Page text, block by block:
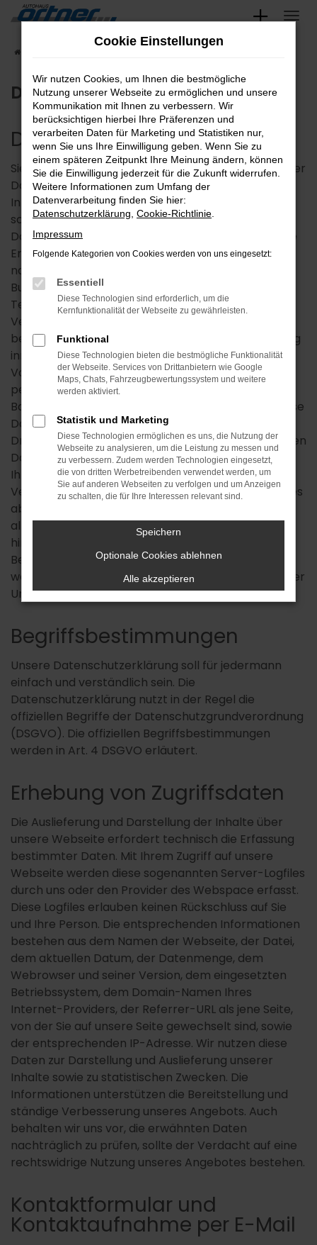
Zum
springen
Datenschutz
Datenschutzerklärung
Sie erhalten als Nutzer unserer Internetseite in dieser
Datenschutzerklärung alle notwendigen
Informationen darüber, wie, in welchem Umfang
sowie zu welchem Zweck wir oder Drittanbieter
Daten von Ihnen erheben und diese verwenden. Die
Erhebung und Nutzung Ihrer Daten erfolgt streng
nach den Vorgaben des
Bundesdatenschutzgesetzes (BDSG) und des
Telemediengesetzes (TMG). Wir fühlen uns der
Vertraulichkeit Ihrer personenbezogenen Daten
besonders verpflichtet und arbeiten deshalb streng
innerhalb der Grenzen, die die gesetzlichen
Vorgaben uns setzen. Die Erhebung dieser
personenbezogenen Daten erfolgt auf freiwilliger
Basis, wenn uns das möglich ist. Auch geben wir diese
Daten nur mit Ihrer ausdrücklichen Zustimmung an
Dritte weiter. Wir sorgen bei besonders vertraulichen
Daten wie im Zahlungsverkehr oder im Hinblick auf
Ihre Anfragen an uns durch Einsatz einer SSL-
Verschlüsselung für hohe Sicherheit. Wir möchten es
aber an dieser Stelle nicht versäumen, auf die
allgemeinen Gefahren der Internetnutzung
hinzuweisen, auf die wir keinen Einfluss haben.
Besonders im E-Mail-Verkehr sind Ihre Daten ohne
weitere Vorkehrungen nicht sicher und können unter
Umständen von Dritten erfasst werden.
Begriffsbestimmungen
Unsere Datenschutzerklärung soll für jedermann
einfach und verständlich sein. Die
Datenschutzerklärung nutzt in der Regel die
offiziellen Begriffe der Datenschutzgrundverordnung
(DSGVO). Die offiziellen Begriffsbestimmungen
werden in Art. 4 DSGVO erläutert.
Erhebung von Zugriffsdaten
Die Auslieferung und Darstellung der Inhalte über
unsere Webseite erfordert technisch die Erfassung
bestimmter Daten. Mit Ihrem Zugriff auf unsere
Webseite werden diese sogenannten Server-Logfiles
durch uns oder den Provider des Webspace erfasst.
Diese Logfiles erlauben keinen Rückschluss auf Sie
und Ihre Person. Die entsprechenden Informationen
bestehen aus dem Namen der Webseite, der Datei,
dem aktuellen Datum, der Datenmenge, dem
Webrowser und seiner Version, dem eingesetzten
Betriebssystem, dem Domain-Namen Ihres
Internet-Providers, der Referrer-URL als jene Seite,
von der Sie auf unsere Seite gewechselt sind, sowie
der entsprechenden IP-Adresse. Wir nutzen diese
Daten zur Darstellung und Auslieferung unserer
Inhalte sowie zu statistischen Zwecken. Die
Informationen unterstützen die Bereitstellung und
ständige Verbesserung unseres Angebots. Auch
behalten wir uns vor, die erwähnten Daten
nachträglich zu prüfen, sollte der Verdacht auf eine
rechtswidrige Nutzung unseres Angebotes bestehen.
Kontaktformular und
Kontaktaufnahme per E-Mail
Cookie Einstellungen
Wir nutzen Cookies, um Ihnen die bestmögliche
Nutzung unserer Webseite zu ermöglichen und unsere
Kommunikation mit Ihnen zu verbessern. Wir
berücksichtigen hierbei Ihre Präferenzen und
verarbeiten Daten für Marketing und Statistiken nur,
wenn Sie uns Ihre Einwilligung geben. Wenn Sie zu
einem späteren Zeitpunkt Ihre Meinung ändern, können
Sie die Einwilligung jederzeit für die Zukunft widerrufen.
Weitere Informationen zum Umfang der
Datenverarbeitung finden Sie hier:
Datenschutzerklärung Cookie-Richtlinie
Impressum
Folgende Kategorien von Cookies werden von uns eingesetzt:
Essentiell
Diese Technologien sind erforderlich, um die
Kernfunktionalität der Webseite zu gewährleisten.
Funktional
Diese Technologien bieten die bestmögliche Funktionalität
der Webseite. Services von Drittanbietern wie Google
Maps, Chats, Fahrzeugbewertungssystem und weitere
werden aktiviert.
Statistik und Marketing
Diese Technologien ermöglichen es uns, die Nutzung der
Webseite zu analysieren, um die Leistung zu messen und
zu verbessern. Zudem werden Technologien eingesetzt,
die von dritten Werbetreibenden verwendet werden, um
Sie auf anderen Webseiten zu verfolgen und um Anzeigen
zu schalten, die für Ihre Interessen relevant sind.
Speichern
Optionale Cookies ablehnen
Alle akzeptieren